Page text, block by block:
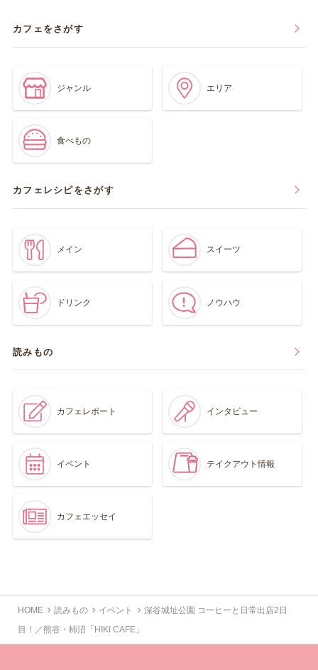
カフェをさがす
ジャンル エリア
食べもの
カフェレシピをさがす
メイン スイーツ
ドリンク ノウハウ
読みもの
カフェレポート インタビュー
イベント テイクアウト情報
カフェエッセイ
HOME 読みもの イベント
深谷城址公園 コーヒーと日常出店2日
目！／熊谷・柿沼「HIKI CAFE」